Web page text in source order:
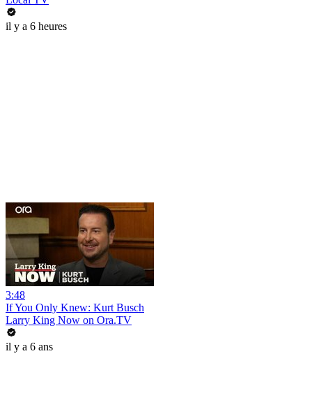
il y a 6 heures
3:48
If You Only Knew: Kurt Busch
Larry King Now on Ora.TV
il y a 6 ans